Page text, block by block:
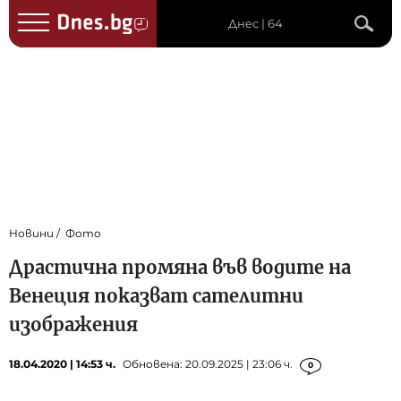
Днес | 64
Новини Фото
Драстична промяна във водите на
Венеция показват сателитни
изображения
18.04.2020 | 14:53 ч. Обновена: 20.09.2025 | 23:06 ч. 0